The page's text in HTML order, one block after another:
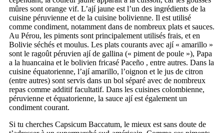
mûres sont orange vif. L’ají jaune est l’un des ingrédients de la
cuisine péruvienne et de la cuisine bolivienne. Il est utilisé
comme condiment, notamment dans de nombreux plats et sauces.
Au Pérou, les piments sont principalement utilisés frais, et en
Bolivie séchés et moulus. Les plats courants avec ají « amarillo »
sont le ragoût péruvien ají de gallina (« piment de poule »), Papa
a la huancaina et le bolivien fricasé Paceño , entre autres. Dans la
cuisine équatorienne, l’ají amarillo, l’oignon et le jus de citron
(entre autres) sont servis dans un bol séparé avec de nombreux
repas comme additif facultatif. Dans les cuisines colombienne,
péruvienne et équatorienne, la sauce ají est également un
condiment courant.
Si tu cherches Capsicum Baccatum, le mieux est sans doute de